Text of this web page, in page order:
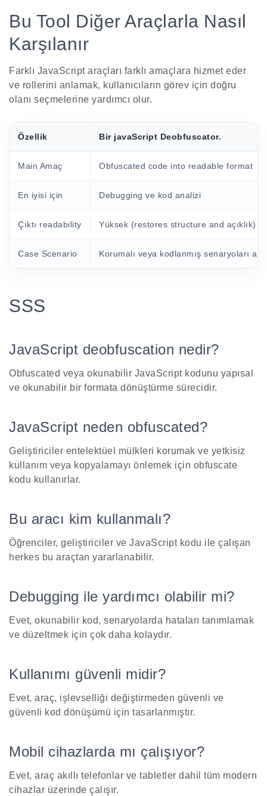
Bu Tool Diğer Araçlarla Nasıl
Karşılanır
Farklı JavaScript araçları farklı amaçlara hizmet eder
ve rollerini anlamak, kullanıcıların görev için doğru
olanı seçmelerine yardımcı olur.
Özellik Bir javaScript Deobfuscator.
Main Amaç Obfuscated code into readable format
En iyisi için Debugging ve kod analizi
Çıktı readability Yüksek (restores structure and açıklık)
Case Scenario Korumalı veya kodlanmış senaryoları
SSS
JavaScript deobfuscation nedir?
Obfuscated veya okunabilir JavaScript kodunu yapısal
ve okunabilir bir formata dönüştürme sürecidir.
JavaScript neden obfuscated?
Geliştiriciler entelektüel mülkleri korumak ve yetkisiz
kullanım veya kopyalamayı önlemek için obfuscate
kodu kullanırlar.
Bu aracı kim kullanmalı?
Öğrenciler, geliştiriciler ve JavaScript kodu ile çalışan
herkes bu araçtan yararlanabilir.
Debugging ile yardımcı olabilir mi?
Evet, okunabilir kod, senaryolarda hataları tanımlamak
ve düzeltmek için çok daha kolaydır.
Kullanımı güvenli midir?
Evet, araç, işlevselliği değiştirmeden güvenli ve
güvenli kod dönüşümü için tasarlanmıştır.
Mobil cihazlarda mı çalışıyor?
Evet, araç akıllı telefonlar ve tabletler dahil tüm modern
cihazlar üzerinde çalışır.